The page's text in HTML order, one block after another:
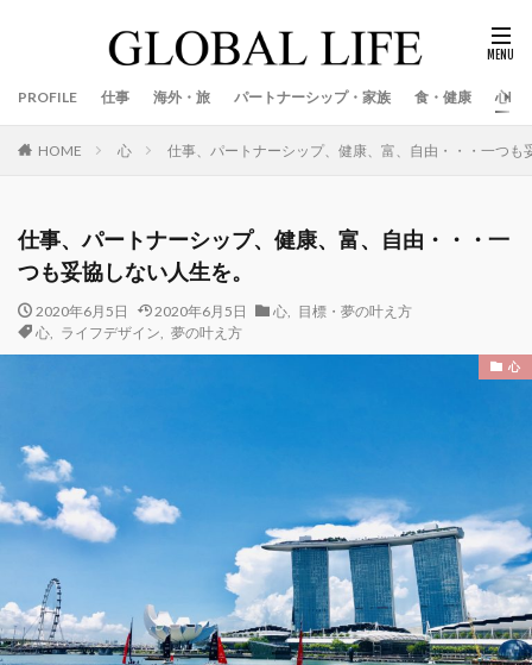
PROFILE 仕事 海外・旅 パートナーシップ・家族 食・健康 心
HOME 心 仕事、パートナーシップ、健康、富、自由・・・一つも
仕事、パートナーシップ、健康、富、自由・・・一
つも妥協しない人生を。
2020年6月5日 2020年6月5日 心,
目標・夢の叶え方
心, ライフデザイン 夢の叶え方
心